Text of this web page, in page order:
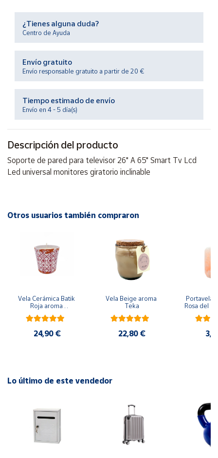
Cultural
vendedores
Las
novedades
de Correos
Market
vendedores
vendedor
vendedor
Área
Ubicación
Península
¿Tienes alguna duda?
Centro de Ayuda
Envío gratuito
Envío responsable gratuito a partir de 20 €
Tiempo estimado de envío
Envío en 4 - 5 día(s)
Descripción del producto
Soporte de pared para televisor 26" A 65" Smart Tv Lcd
Led universal monitores giratorio inclinable
Otros usuarios también compraron
Vela Cerámica Batik
Roja aroma
Bergamota
24,90 €
Vela Beige aroma
Teka
22,80 €
Portavela
Rosa del
Lo último de este vendedor